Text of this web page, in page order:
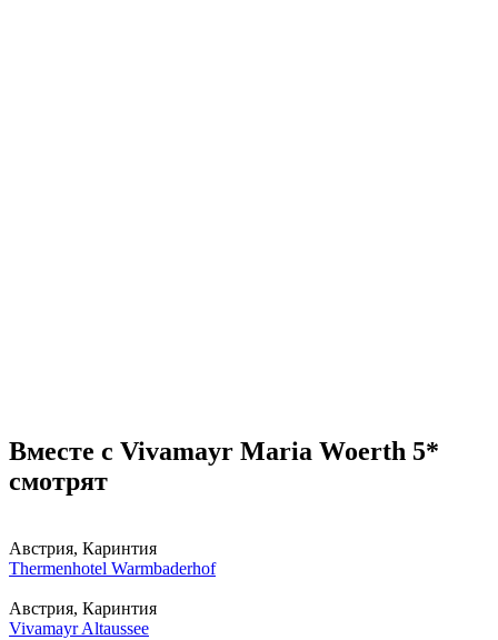
Вместе с Vivamayr Maria Woerth 5*
смотрят
Австрия, Каринтия
Thermenhotel Warmbaderhof
Австрия, Каринтия
Vivamayr Altaussee